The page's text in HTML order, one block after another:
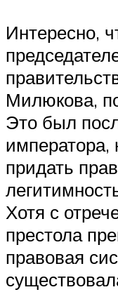
Интересно,
Милюкова,
Это был
придать
Хотя с
престола
правовая